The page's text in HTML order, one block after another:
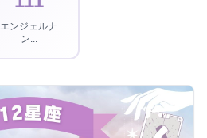
エンジェルナ
ン...